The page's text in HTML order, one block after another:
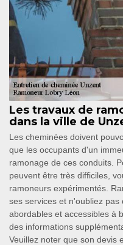
Les travaux de
dans la ville de
Les cheminées doivent
que les occupants d'un
ramonage de ces conduits.
peuvent être très difficiles,
ramoneurs expérimentés.
ses services et n'oubliez
abordables et accessibles à
des informations
Veuillez noter que son devis